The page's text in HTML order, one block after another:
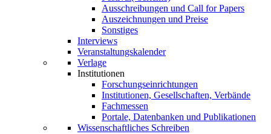
Ausschreibungen und Call for Papers
Auszeichnungen und Preise
Sonstiges
Interviews
Veranstaltungskalender
Verlage
Institutionen
Forschungseinrichtungen
Institutionen, Gesellschaften, Verbände
Fachmessen
Portale, Datenbanken und Publikationen
Wissenschaftliches Schreiben